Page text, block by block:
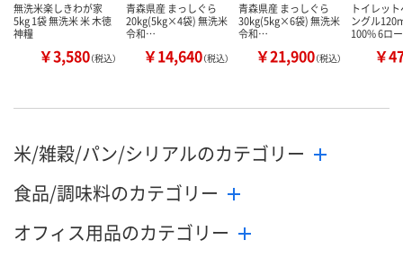
無洗米楽しきわが家
5kg 1袋 無洗米 米 木徳
神糧
￥3,580（税込）
青森県産 まっしぐら
20kg(5kg×4袋) 無洗米
令和…
￥14,640（税込）
青森県産 まっしぐら
30kg(5kg×6袋) 無洗米
令和…
￥21,900（税込）
トイレッ
ングル
100% 6ロ
￥
米/雑穀/パン/シリアルのカテゴリー
食品/調味料のカテゴリー
オフィス用品のカテゴリー